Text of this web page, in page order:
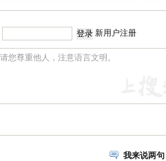
新用户注册
我来说两句